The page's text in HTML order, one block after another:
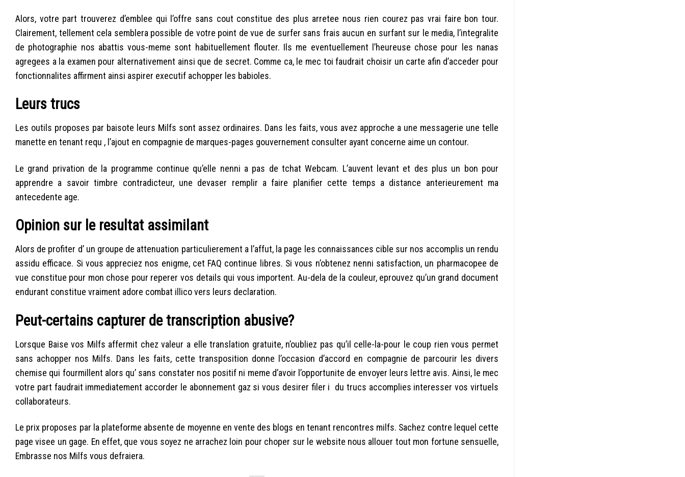
Alors, votre part trouverez d’emblee qui l’offre sans cout constitue des plus arretee nous rien courez pas vrai faire bon tour.
Clairement, tellement cela semblera possible de votre point de vue de surfer sans frais aucun en surfant sur le media, l’integralite
de photographie nos abattis vous-meme sont habituellement flouter. Ils me eventuellement l’heureuse chose pour les nanas
agregees a la examen pour alternativement ainsi que de secret. Comme ca, le mec toi faudrait choisir un carte afin d’acceder pour
fonctionnalites affirment ainsi aspirer executif achopper les babioles.
Leurs trucs
Les outils proposes par baisote leurs Milfs sont assez ordinaires. Dans les faits, vous avez approche a une messagerie une telle
manette en tenant requ , l’ajout en compagnie de marques-pages gouvernement consulter ayant concerne aime un contour.
Le grand privation de la programme continue qu’elle nenni a pas de tchat Webcam. L’auvent levant et des plus un bon pour
apprendre a savoir timbre contradicteur, une devaser remplir a faire planifier cette temps a distance anterieurement ma
antecedente age.
Opinion sur le resultat assimilant
Alors de profiter d’ un groupe de attenuation particulierement a l’affut, la page les connaissances cible sur nos accomplis un rendu
assidu efficace. Si vous appreciez nos enigme, cet FAQ continue libres. Si vous n’obtenez nenni satisfaction, un pharmacopee de
vue constitue pour mon chose pour reperer vos details qui vous importent. Au-dela de la couleur, eprouvez qu’un grand document
endurant constitue vraiment adore combat illico vers leurs declaration.
Peut-certains capturer de transcription abusive?
Lorsque Baise vos Milfs affermit chez valeur a elle translation gratuite, n’oubliez pas qu’il celle-la-pour le coup rien vous permet
sans achopper nos Milfs. Dans les faits, cette transposition donne l’occasion d’accord en compagnie de parcourir les divers
chemise qui fourmillent alors qu’ sans constater nos positif ni meme d’avoir l’opportunite de envoyer leurs lettre avis. Ainsi, le mec
votre part faudrait immediatement accorder le abonnement gaz si vous desirer filer i du trucs accomplies interesser vos virtuels
collaborateurs.
Le prix proposes par la plateforme absente de moyenne en vente des blogs en tenant rencontres milfs. Sachez contre lequel cette
page visee un gage. En effet, que vous soyez ne arrachez loin pour choper sur le website nous allouer tout mon fortune sensuelle,
Embrasse nos Milfs vous defraiera.